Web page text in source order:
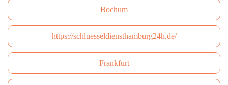
Bochum
https://schluesseldiensthamburg24h.de/
Frankfurt